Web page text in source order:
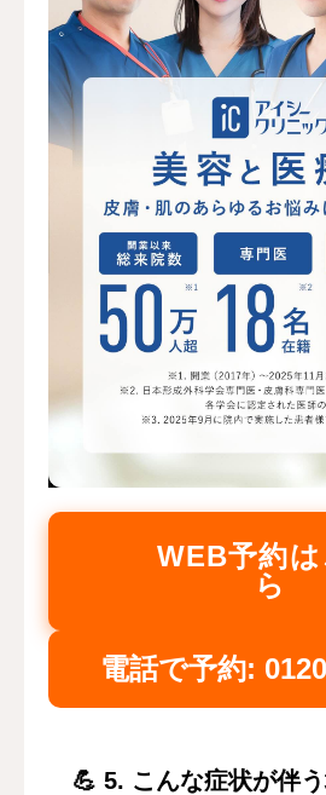
WEB予約は
ら
電話で予約:
💪 5. こんな症状が伴